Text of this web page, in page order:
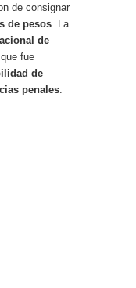
de consignar
de pesos . La
de
fue
de
penales